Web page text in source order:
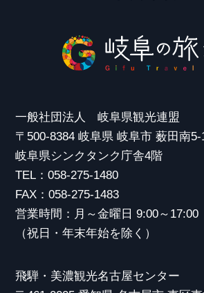
一般社団法人 岐阜県観光連盟
〒500-8384 岐阜県 岐阜市 薮田南5-
岐阜県シンクタンク庁舎4階
TEL：058-275-1480
FAX：058-275-1483
営業時間：月～金曜日 9:00～17:00
（祝日・年末年始を除く）
飛騨・美濃観光名古屋センター